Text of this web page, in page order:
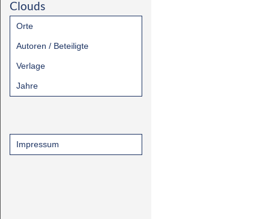
Clouds
Orte
Autoren / Beteiligte
Verlage
Jahre
Impressum